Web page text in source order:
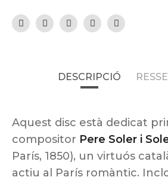
DESCRIPCIÓ
Aquest disc està dedicat
compositor Pere Soler i
París, 1850), un virtuós
actiu al París romàntic.